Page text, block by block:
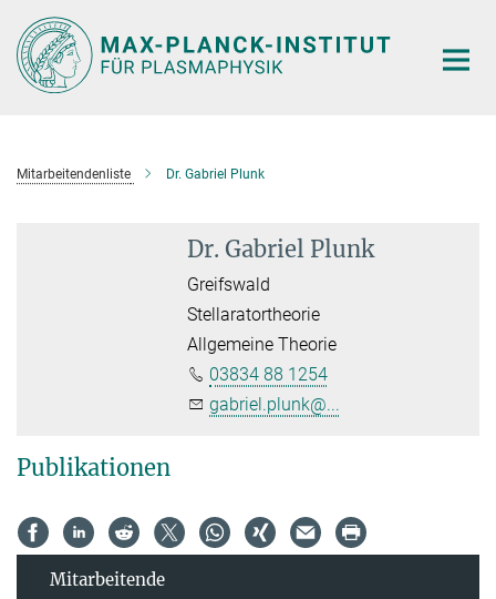
Hauptinhalt
Mitarbeitendenliste Dr. Gabriel Plunk
Dr. Gabriel Plunk
Greifswald
Stellaratortheorie
Allgemeine Theorie
03834 88 1254
gabriel.plunk@...
Publikationen
Mitarbeitende